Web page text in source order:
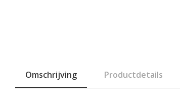
Omschrijving Productdetails